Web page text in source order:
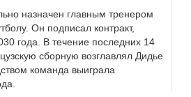
назначен главным тренером
Он подписал контракт,
года. В течение последних 14
сборную возглавлял Дидье
команда выиграла